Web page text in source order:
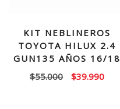
KIT NEBLINEROS
TOYOTA HILUX 2.4
GUN135 AÑOS 16/18
$55.000
El
$39.990El